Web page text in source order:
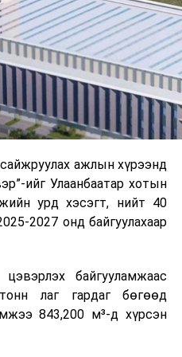
дамжуулах журам,
уялдаа холбоо, аюулгүй
нарыг сургалт, арга
болон бусад эрсдэл,
арга хэмжээ, ачаалал
байдлыг хангах зэрэг
хөтөлбөрт тусгажээ.
лекц, асуулт-хариулт,
багаар ажиллах дасгал,
ажиллах дадлага зэрэг
зохион байгуулж
ажлын хүрээнд
ийг Улаанбаатар хотын
урд хэсэгт, нийт 40
2027 онд байгуулахаар
байгууламжаас
лаг гардаг бөгөөд
843,200 м³-д хүрсэн